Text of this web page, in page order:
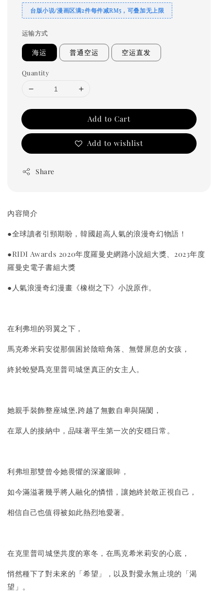
台版小说/漫画区满2件每件减RM5，可叠加无上限
运输方式
海运 普通空运 空运直发
Quantity
Add to Cart
Add to wishlist
Share
內容簡介
●全球讀者引頸期盼，韓國超高人氣的浪漫奇幻物語！
●RIDI Awards 2020年度羅曼史網路小說組大獎、2023年度
羅曼史電子書組大獎
●人氣浪漫奇幻漫畫《橡樹之下》小說原作。
在利弗坦的羽翼之下，
馬克希米莉安從那個困於陰暗角落、無聲屏息的女孩，
終於蛻變爲克里普司城堡真正的女主人。
她親手裝飾整座城堡,跨越了無數自卑與隔閡，
在眾人的接納中，品味著平生第一次的安穩日常。
利弗坦那雙曾令她畏懼的深邃眼眸，
如今滿溢著幾乎將人融化的憐惜，讓她終於敢正視自己，
相信自己也值得被如此熱烈地愛著。
在克里普司城堡共度的寒冬，在馬克希米莉安的心底，
悄然種下了對未來的「希望」，以及對愛永無止境的「渴
望」。